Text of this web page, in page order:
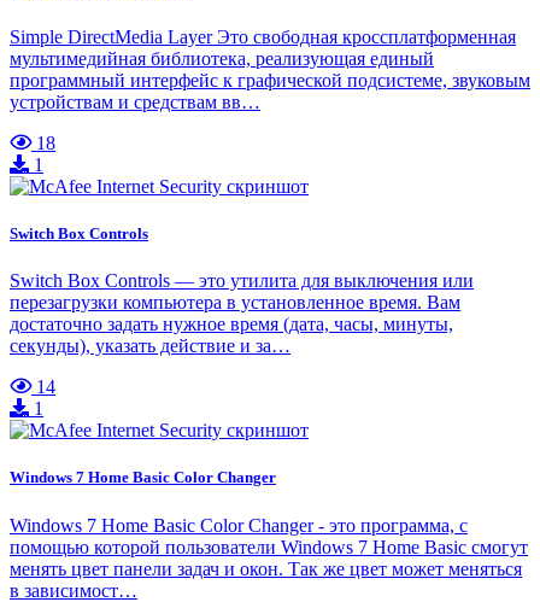
Simple DirectMedia Layer Это свободная кроссплатформенная
мультимедийная библиотека, реализующая единый
программный интерфейс к графической подсистеме, звуковым
устройствам и средствам вв…
18
1
Switch Box Controls
Switch Box Controls — это утилита для выключения или
перезагрузки компьютера в установленное время. Вам
достаточно задать нужное время (дата, часы, минуты,
секунды), указать действие и за…
14
1
Windows 7 Home Basic Color Changer
Windows 7 Home Basic Color Changer - это программа, с
помощью которой пользователи Windows 7 Home Basic смогут
менять цвет панели задач и окон. Так же цвет может меняться
в зависимост…